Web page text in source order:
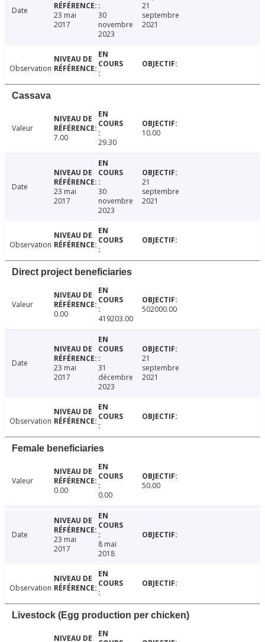
Date
23 mai
2017
30
novembre
2023
21
septembre
2021
Observation
Cassava
Valeur
7.00
29.30
10.00
Date
23 mai
2017
30
novembre
2023
21
septembre
2021
Observation
Direct project beneficiaries
Valeur
0.00
419203.00
502000.00
Date
23 mai
2017
31
décembre
2023
21
septembre
2021
Observation
Female beneficiaries
Valeur
0.00
0.00
50.00
Date
23 mai
2017
8 mai
2018
Observation
Livestock (Egg production per chicken)